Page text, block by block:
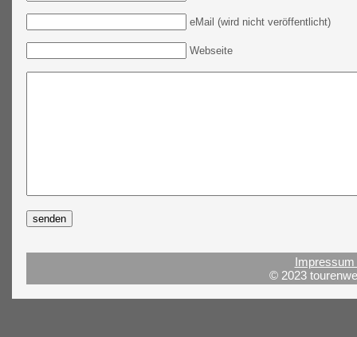
eMail (wird nicht veröffentlicht)
Webseite
© 2023